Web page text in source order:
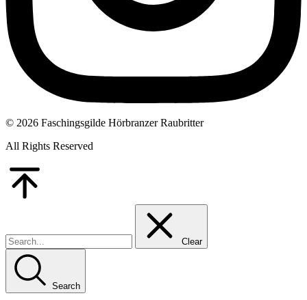
© 2026 Faschingsgilde Hörbranzer Raubritter
All Rights Reserved
Clear
Search